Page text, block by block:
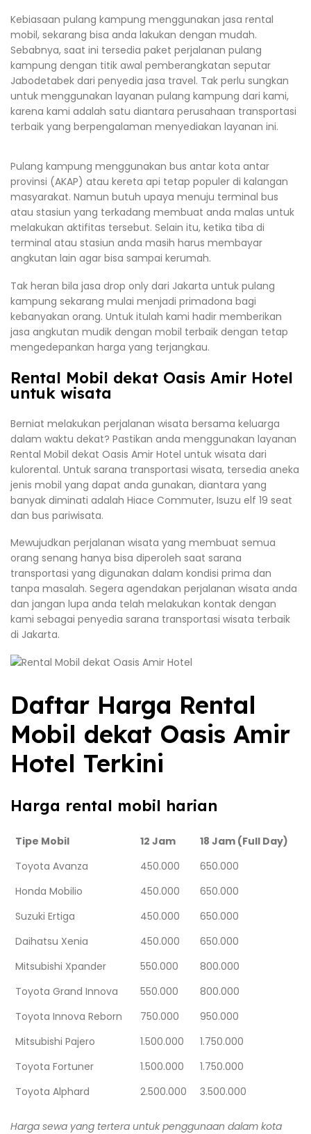
Kebiasaan pulang kampung menggunakan jasa rental
mobil, sekarang bisa anda lakukan dengan mudah.
Sebabnya, saat ini tersedia paket perjalanan pulang
kampung dengan titik awal pemberangkatan seputar
Jabodetabek dari penyedia jasa travel. Tak perlu sungkan
untuk menggunakan layanan pulang kampung dari kami,
karena kami adalah satu diantara perusahaan transportasi
terbaik yang berpengalaman menyediakan layanan ini.
Pulang kampung menggunakan bus antar kota antar
provinsi (AKAP) atau kereta api tetap populer di kalangan
masyarakat. Namun butuh upaya menuju terminal bus
atau stasiun yang terkadang membuat anda malas untuk
melakukan aktifitas tersebut. Selain itu, ketika tiba di
terminal atau stasiun anda masih harus membayar
angkutan lain agar bisa sampai kerumah.
Tak heran bila jasa drop only dari Jakarta untuk pulang
kampung sekarang mulai menjadi primadona bagi
kebanyakan orang. Untuk itulah kami hadir memberikan
jasa angkutan mudik dengan mobil terbaik dengan tetap
mengedepankan harga yang terjangkau.
Rental Mobil dekat Oasis Amir Hotel
untuk wisata
Berniat melakukan perjalanan wisata bersama keluarga
dalam waktu dekat? Pastikan anda menggunakan layanan
Rental Mobil dekat Oasis Amir Hotel untuk wisata dari
kulorental. Untuk sarana transportasi wisata, tersedia aneka
jenis mobil yang dapat anda gunakan, diantara yang
banyak diminati adalah Hiace Commuter, Isuzu elf 19 seat
dan bus pariwisata.
Mewujudkan perjalanan wisata yang membuat semua
orang senang hanya bisa diperoleh saat sarana
transportasi yang digunakan dalam kondisi prima dan
tanpa masalah. Segera agendakan perjalanan wisata anda
dan jangan lupa anda telah melakukan kontak dengan
kami sebagai penyedia sarana transportasi wisata terbaik
di Jakarta.
Daftar Harga Rental
Mobil dekat Oasis Amir
Hotel Terkini
Harga rental mobil harian
Tipe Mobil 12 Jam
18 Jam (Full Day)
Toyota Avanza
450.000
650.000
Honda Mobilio
450.000
650.000
Suzuki Ertiga
450.000
650.000
Daihatsu Xenia
450.000
650.000
Mitsubishi Xpander
550.000
800.000
Toyota Grand Innova
550.000
800.000
Toyota Innova Reborn
750.000
950.000
Mitsubishi Pajero
1.500.000
1.750.000
Toyota Fortuner
1.500.000
1.750.000
Toyota Alphard
2.500.000 3.500.000
Harga sewa yang tertera untuk penggunaan dalam kota